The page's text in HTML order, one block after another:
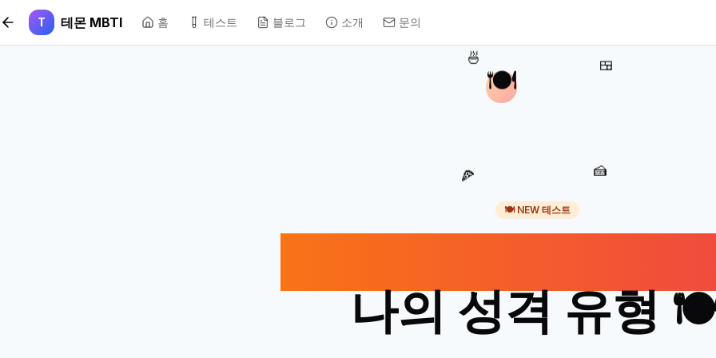
본문 바로가기
T 테몬 MBTI 홈 테스트 블로그 소개 문의
🍽️
🍜 🍱
🍕 🍰
🍽️ NEW 테스트
나의 성격 유형